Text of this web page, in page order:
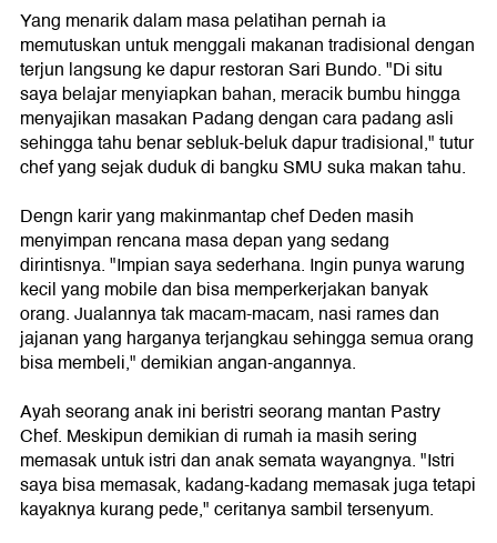
Yang menarik dalam masa pelatihan pernah ia
memutuskan untuk menggali makanan tradisional dengan
terjun langsung ke dapur restoran Sari Bundo. "Di situ
saya belajar menyiapkan bahan, meracik bumbu hingga
menyajikan masakan Padang dengan cara padang asli
sehingga tahu benar sebluk-beluk dapur tradisional," tutur
chef yang sejak duduk di bangku SMU suka makan tahu.
Dengn karir yang makinmantap chef Deden masih
menyimpan rencana masa depan yang sedang
dirintisnya. "Impian saya sederhana. Ingin punya warung
kecil yang mobile dan bisa memperkerjakan banyak
orang. Jualannya tak macam-macam, nasi rames dan
jajanan yang harganya terjangkau sehingga semua orang
bisa membeli," demikian angan-angannya.
Ayah seorang anak ini beristri seorang mantan Pastry
Chef. Meskipun demikian di rumah ia masih sering
memasak untuk istri dan anak semata wayangnya. "Istri
saya bisa memasak, kadang-kadang memasak juga tetapi
kayaknya kurang pede," ceritanya sambil tersenyum.